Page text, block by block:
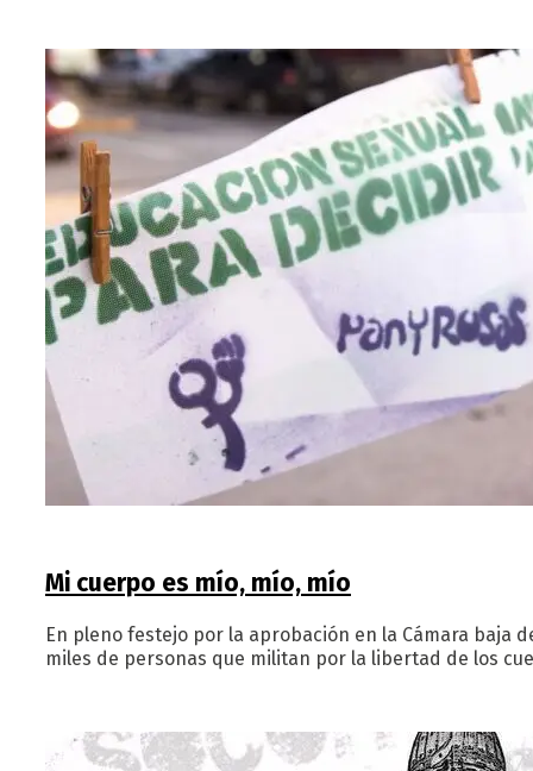
Mi cuerpo es mío, mío, mío
En pleno festejo por la aprobación en la Cámara baja
miles de personas que militan por la libertad de los